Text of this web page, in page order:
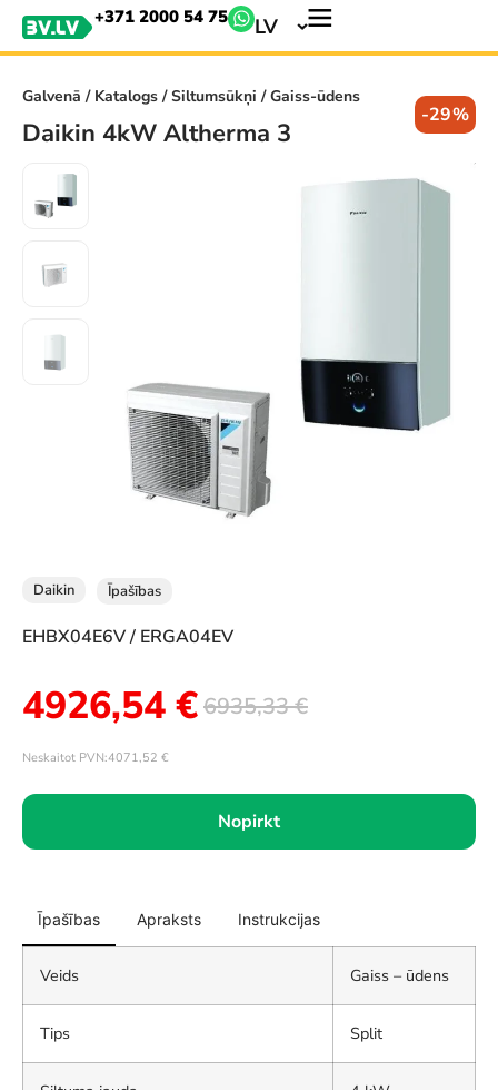
+371 2000 54 75 LV
Galvenā / Katalogs/Siltumsūkņi / Gaiss-ūdens
Daikin 4kW Altherma 3
-29%
Daikin Īpašības
EHBX04E6V / ERGA04EV
6935,33€
4926,54€
Neskaitot PVN:4071,52 €
Nopirkt
Īpašības Apraksts Instrukcijas
Veids Gaiss – ūdens
Tips Split